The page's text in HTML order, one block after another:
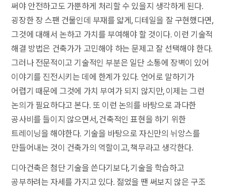
써야 안전하고도 가뿐하게 처리할 수 있을지 생각하게 된다.
굉장한 장 스팬 건물인데 부재를 얇게, 디테일을 잘 구현했다면,
그것에 대해서 논하고 가치를 부여해야 할 것이다. 이런 기술적
해결 방법은 건축가가 고민해야 하는 문제고 잘 선택해야 한다.
그러나 전문적이고 기술적인 부분은 일단 소통에 장벽이 있어
이야기를 진전시키는 데에 한계가 있다. 언어로 말하기가
어렵기 때문에 그것에 가치 부여가 되지 않지만, 이제는 그런
논의가 필요하다고 본다. 또 이런 논의를 바탕으로 과다한
공사비를 들이지 않으면서, 건축적인 표현을 하기 위한
트레이닝을 해야한다. 기술을 바탕으로 자신만의 뉘앙스를
만들어내는 것이 건축가의 역할이고, 책무라고 생각한다.
디아건축은 첨단 기술을 쓴다기보다, 기술을 학습하고
공부하려는 자세를 가지고 있다. 젊었을 땐 써보지 않은 구조